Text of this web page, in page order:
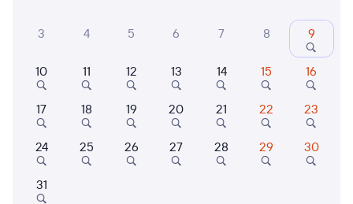
Найти поезда
3 4 5 6 7 8 9
10 11 12 13 14 15 16
17 18 19 20 21 22 23
24 25 26 27 28 29 30
31